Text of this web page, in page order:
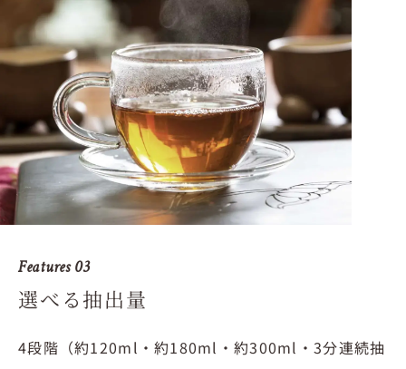
Features 03
選べる抽出量
4段階（約120ml・約180ml・約300ml・3分連続抽